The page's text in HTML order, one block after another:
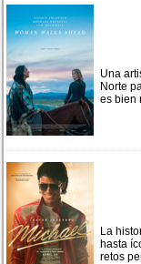
Una
Norte
es bien
La
hasta
retos